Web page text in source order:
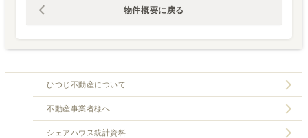
物件概要に戻る
ひつじ不動産について
不動産事業者様へ
シェアハウス統計資料